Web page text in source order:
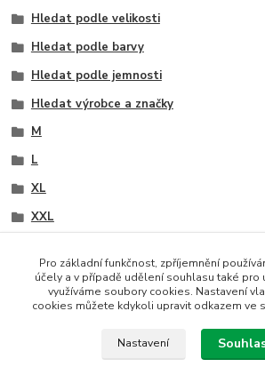
Hledat podle velikosti
Hledat podle barvy
Hledat podle jemnosti
Hledat výrobce a značky
M
L
XL
XXL
XXXXL
černá
síťované menší oka
Pro základní funkčnost, zpříjemnění
účely a v případě udělení souhlasu také pro
využíváme soubory cookies. Nastavení
cookies můžete kdykoli upravit odkazem ve
Nastavení